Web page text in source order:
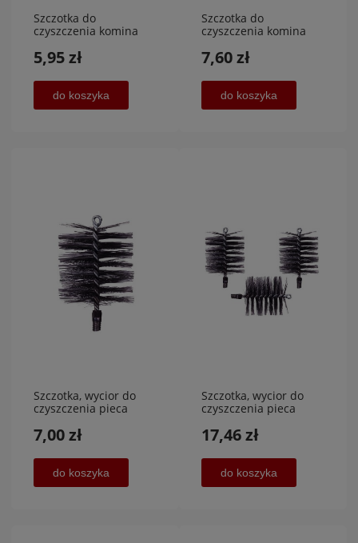
Szczotka do
czyszczenia komina
mm,POVER MET
5,95 zł
do koszyka
Szczotka do
czyszczenia komina
mm,POVER MET
7,60 zł
do koszyka
Szczotka, wycior do
czyszczenia pieca
mm,POVER MET
7,00 zł
do koszyka
Szczotka, wycior do
czyszczenia pieca
sztuki,POVER MET
17,46 zł
do koszyka